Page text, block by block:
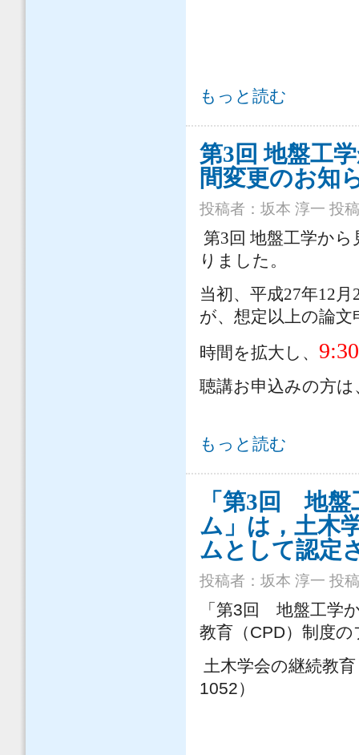
土木学会全国大会 研究討論会【
いて
もっと読む
第3回 地盤工
間変更のお知
投稿者： 坂本 淳一 投
第3回 地盤工学か
りました。
当初、平成27年12
が、想定以上の論
時間を拡大し、
聴講お申込みの方
第3回 地盤工学から見た堤防技術
もっと読む
「第3回 地盤
ム」は，土木
ムとして認定
投稿者： 坂本 淳一 投
「第3回 地盤工学
教育（CPD）制度
土木学会の継続教
1052）